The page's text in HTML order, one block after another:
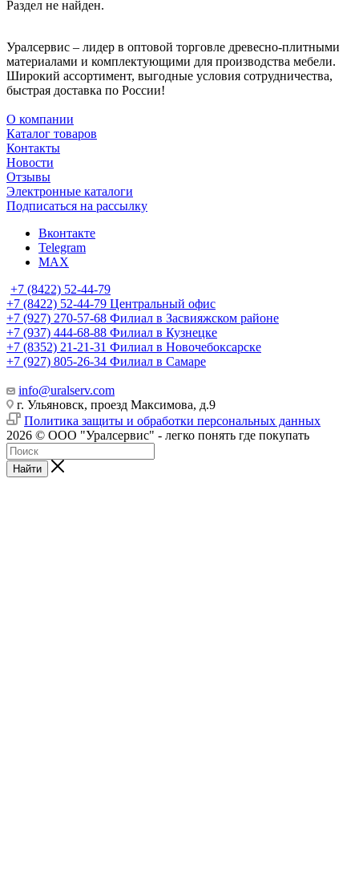
Раздел не найден.
Уралсервис – лидер в оптовой торговле древесно-плитными
материалами и комплектующими для производства мебели.
Широкий ассортимент, выгодные условия сотрудничества,
быстрая доставка по России!
О компании
Каталог товаров
Контакты
Новости
Отзывы
Электронные каталоги
Подписаться на рассылку
Вконтакте
Telegram
MAX
+7 (8422) 52-44-79
+7 (8422) 52-44-79 Центральный офис
+7 (927) 270-57-68 Филиал в Засвияжском районе
+7 (937) 444-68-88 Филиал в Кузнецке
+7 (8352) 21-21-31 Филиал в Новочебоксарске
+7 (927) 805-26-34 Филиал в Самаре
info@uralserv.com
г. Ульяновск, проезд Максимова, д.9
Политика защиты и обработки персональных данных
2026 © ООО "Уралсервис" - легко понять где покупать
Найти